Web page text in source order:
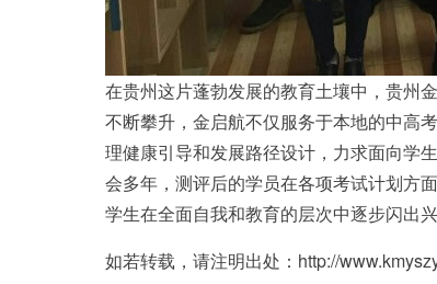
在贵州这片蓬勃发展的教育土壤中，贵州
不断攀升，金启航不仅服务于本地的中高
理健康引导和发展路径设计，力求面向学
会多年，测评后的学员在各项考试计划方
学生在全面自我和教育的层次中逐步闪出
如若转载，请注明出处：http://